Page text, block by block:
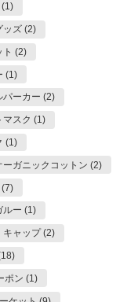
(1)
ッズ (2)
ト (2)
(1)
パーカー (2)
マスク (1)
(1)
ーガニックコットン (2)
(7)
ルー (1)
キャップ (2)
ポン (1)